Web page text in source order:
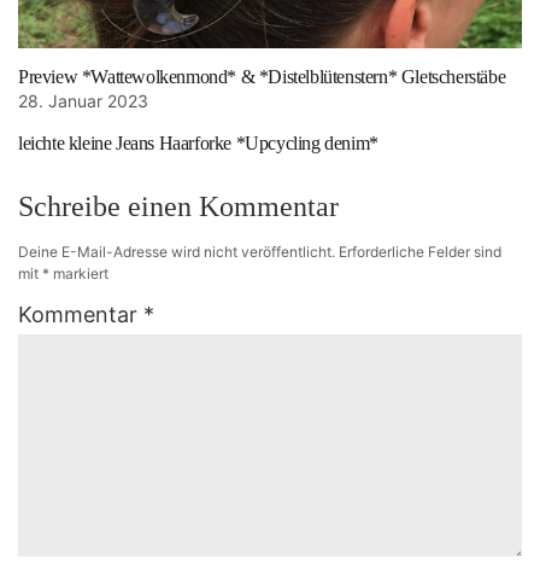
Preview *Wattewolkenmond* & *Distelblütenstern* Gletscherstäbe
28. Januar 2023
leichte kleine Jeans Haarforke *Upcycling denim*
Schreibe einen Kommentar
Deine E-Mail-Adresse wird nicht veröffentlicht. Erforderliche Felder sind
mit * markiert
Kommentar *